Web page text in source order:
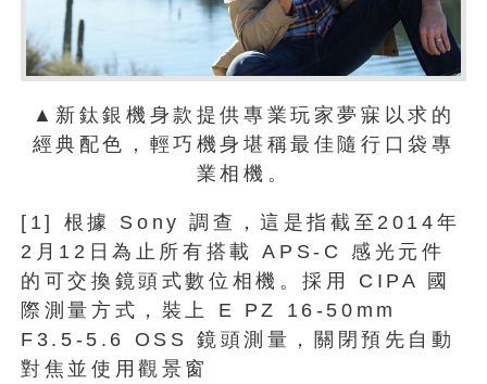
▲新鈦銀機身款提供專業玩家夢寐以求的
經典配色，輕巧機身堪稱最佳隨行口袋專
業相機。
[1] 根據 Sony 調查，這是指截至2014年
2月12日為止所有搭載 APS-C 感光元件
的可交換鏡頭式數位相機。採用 CIPA 國
際測量方式，裝上 E PZ 16-50mm
F3.5-5.6 OSS 鏡頭測量，關閉預先自動
對焦並使用觀景窗